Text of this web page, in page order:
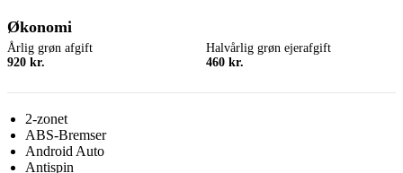
Økonomi
Årlig grøn afgift
920 kr.
Halvårlig grøn ejerafgift
460 kr.
2-zonet
ABS-Bremser
Android Auto
Antispin